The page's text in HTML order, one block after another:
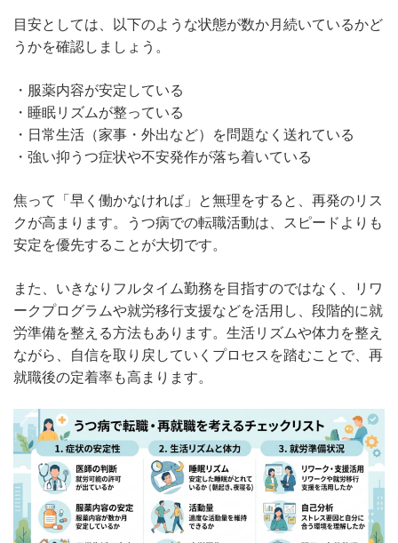
目安としては、以下のような状態が数か月続いているかど
うかを確認しましょう。
・服薬内容が安定している
・睡眠リズムが整っている
・日常生活（家事・外出など）を問題なく送れている
・強い抑うつ症状や不安発作が落ち着いている
焦って「早く働かなければ」と無理をすると、再発のリス
クが高まります。うつ病での転職活動は、スピードよりも
安定を優先することが大切です。
また、いきなりフルタイム勤務を目指すのではなく、リワ
ークプログラムや就労移行支援などを活用し、段階的に就
労準備を整える方法もあります。生活リズムや体力を整え
ながら、自信を取り戻していくプロセスを踏むことで、再
就職後の定着率も高まります。